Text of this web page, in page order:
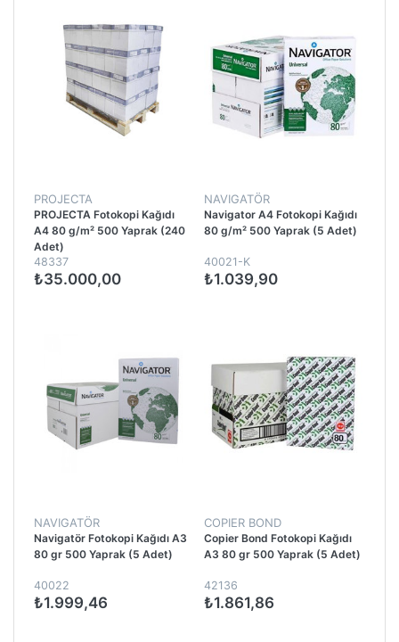
PROJECTA
PROJECTA Fotokopi Kağıdı
A4 80 g/m² 500 Yaprak (240
Adet)
48337
₺35.000,00
NAVIGATÖR
Navigator A4 Fotokopi Kağıdı
80 g/m² 500 Yaprak (5 Adet)
40021-K
₺1.039,90
NAVIGATÖR
Navigatör Fotokopi Kağıdı A3
80 gr 500 Yaprak (5 Adet)
40022
₺1.999,46
COPIER BOND
Copier Bond Fotokopi Kağıdı
A3 80 gr 500 Yaprak (5 Adet)
42136
₺1.861,86